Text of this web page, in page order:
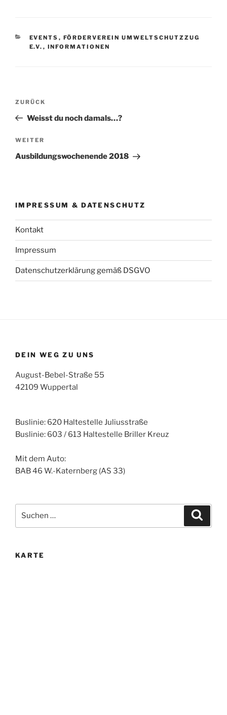
KATEGORIEN
EVENTS , FÖRDERVEREIN UMWELTSCHUTZZUG
E.V. , INFORMATIONEN
Beitragsnavigation
Vorheriger
Beitrag
ZURÜCK
Weisst du noch damals…?
Nächster
Beitrag
WEITER
Ausbildungswochenende 2018
IMPRESSUM & DATENSCHUTZ
Kontakt
Impressum
Datenschutzerklärung gemäß DSGVO
DEIN WEG ZU UNS
August-Bebel-Straße 55
42109 Wuppertal
Buslinie: 620 Haltestelle Juliusstraße
Buslinie: 603 / 613 Haltestelle Briller Kreuz
Mit dem Auto:
BAB 46 W.-Katernberg (AS 33)
nach:
KARTE